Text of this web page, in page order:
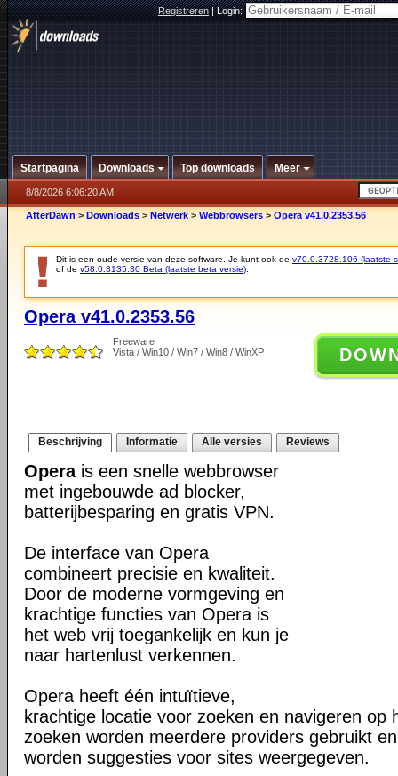
Registreren|Login:
Startpagina Downloads Top downloads Meer
8/8/2026 6:06:20 AM
AfterDawn > Downloads > Netwerk > Webbrowsers > Opera v41.0.2353.56
Dit is een oude versie van deze software. Je kunt ook de v70.0.3728.106 (laatste
of de v58.0.3135.30 Beta (laatste beta versie)
Opera v41.0.2353.56
Freeware
Vista / Win10 / Win7 / Win8 / WinXP
Beschrijving Informatie Alle versies Reviews
Operais een snelle webbrowser
met ingebouwde ad blocker,
batterijbesparing en gratis VPN.
De interface van Opera
combineert precisie en kwaliteit.
Door de moderne vormgeving en
krachtige functies van Opera is
het web vrij toegankelijk en kun je
naar hartenlust verkennen.
Opera heeft één intuïtieve,
krachtige locatie voor zoeken en navigeren op
zoeken worden meerdere providers gebruikt
worden suggesties voor sites weergegeven.